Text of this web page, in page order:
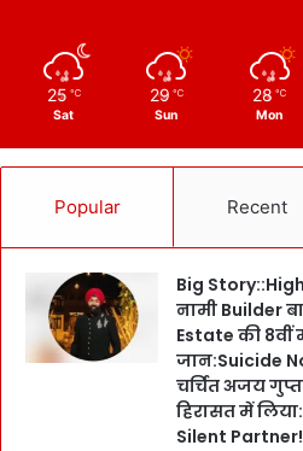
25 ℃
Sat
29 ℃
Sun
28 ℃
Mon
Popular Recent
Big
नामी Builder
Estate की
जान:Suicide
चर्चित अजय
हिरासत में
Silent Partner!